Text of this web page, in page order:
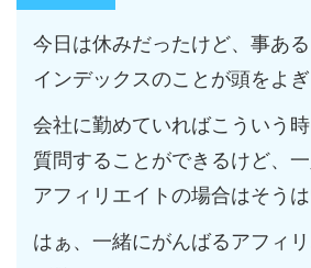
今日は休みだったけど、事あ
インデックスのことが頭をよぎ
会社に勤めていればこういう
質問することができるけど、
アフィリエイトの場合はそうは
はぁ、一緒にがんばるアフィ